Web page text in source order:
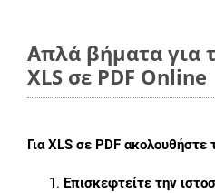
Απλά βήματα για
XLS σε PDF Online
ΓιαXLS σε PDF ακολουθήστε
Επισκεφτείτε την